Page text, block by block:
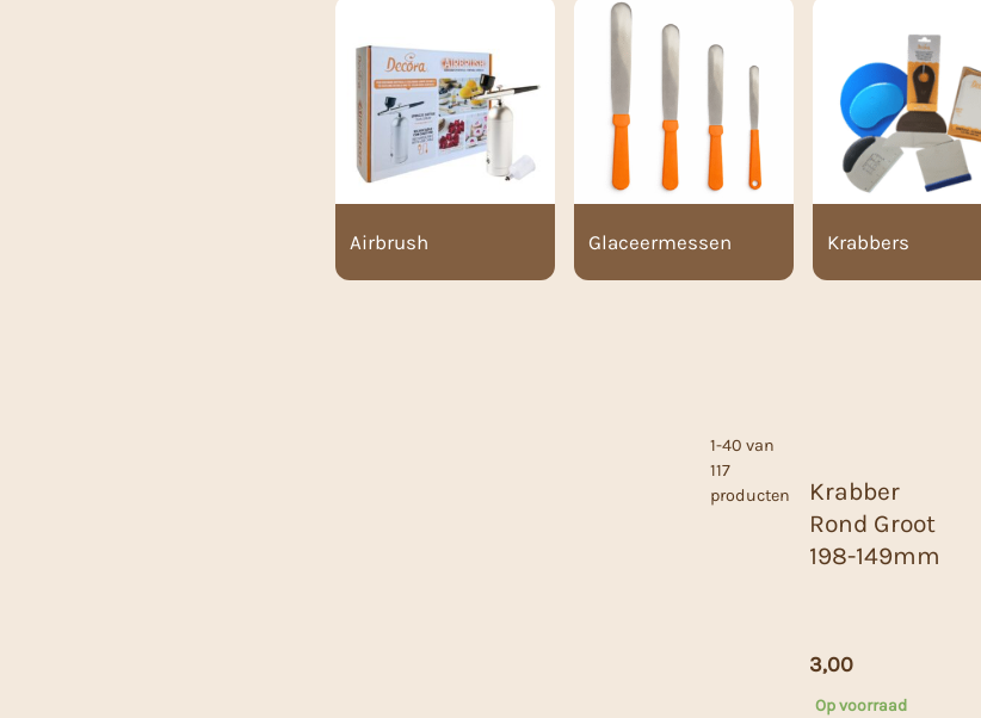
Airbrush Glaceermessen Krabbers
1-40 van
117
producten
Krabber
Rond Groot
198-149mm
3,00
Op voorraad